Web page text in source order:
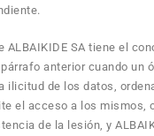
ALBAIKIDE SA tiene el
anterior cuando un
ilicitud de los datos,
el acceso a los mismos,
de la lesión, y